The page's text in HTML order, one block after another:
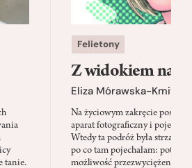
tanie.
Felietony
Z widokiem na
Eliza Mórawska-Kmita
Na życiowym zakręcie
aparat fotograficzny i
Wtedy ta podróż była
po co tam pojechałam:
możliwość przezwyciężenia